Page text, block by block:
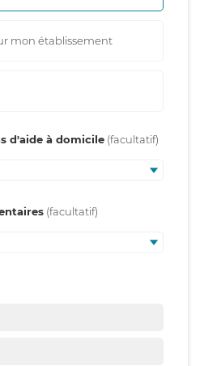
mon établissement
d'aide à domicile